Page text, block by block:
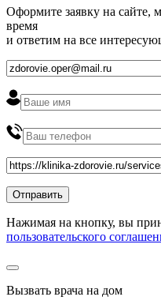
Оформите заявку на сайте,
время
и ответим на все
Нажимая на кнопку, вы
пользовательского
Вызвать врача на дом